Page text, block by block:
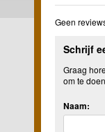
Geen
Schrijf
Graag
om te
Naam: